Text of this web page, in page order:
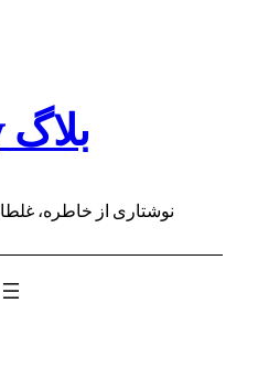
بلاگ alty
نوشتاری از خاطره،